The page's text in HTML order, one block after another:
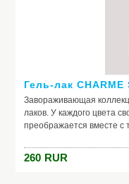
Гель-лак CHARME
Завораживающая
лаков. У каждого цвета
преображается вместе
помогут тебе создать
комфортная
260 RUR